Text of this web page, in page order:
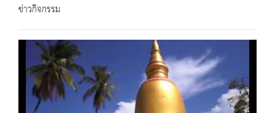
ข่าวกิจกรรม